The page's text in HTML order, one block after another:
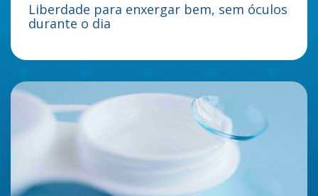
Liberdade para enxergar bem, sem óculos
durante o dia